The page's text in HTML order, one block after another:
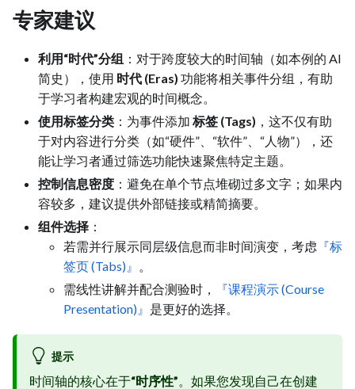
专家建议
利用“时代”分组 ：对于跨度较大的时间轴（如本例的 AI
简史），使用 时代 (Eras) 功能将相关事件分组，有助
于学习者构建宏观的时间概念。
使用标签分类 ：为事件添加 标签 (Tags) ，这不仅有助
于对内容进行分类（如“硬件”、“软件”、“人物”），还
能让学习者通过筛选功能快速聚焦特定主题。
控制信息密度 ：避免在单个节点堆砌过多文字；如果内
容较多，建议提供外部链接或精简摘要。
组件选择 ：
若需并行展示同层级信息而非时间演变，考虑 『标
签页 (Tabs)』
需线性讲解并配合测验时，
『课程演示 (Course
Presentation)』 是更好的选择。
提示
时间轴的核心在于“时序性”。如果您发现自己在创建